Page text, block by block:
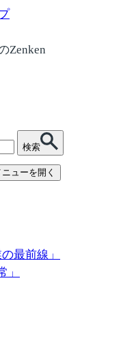
Zenken
検索
ューを開く
最前線」
」